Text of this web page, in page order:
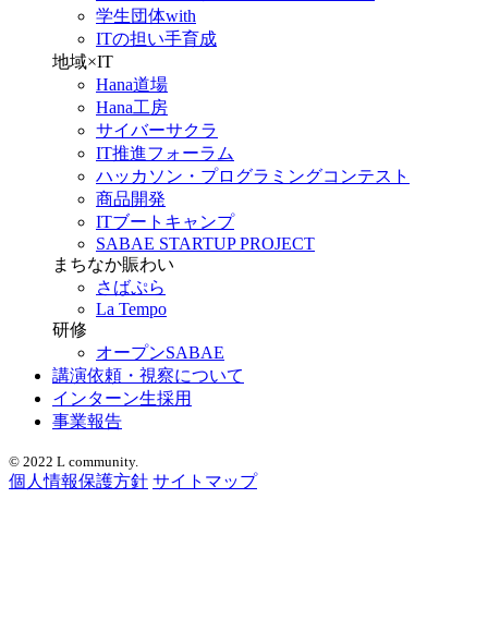
学生団体with
ITの担い手育成
地域×IT
Hana道場
Hana工房
サイバーサクラ
IT推進フォーラム
ハッカソン・プログラミングコンテスト
商品開発
ITブートキャンプ
SABAE STARTUP PROJECT
まちなか賑わい
さばぷら
La Tempo
研修
オープンSABAE
講演依頼・視察について
インターン生採用
事業報告
© 2022 L community.
個人情報保護方針 サイトマップ